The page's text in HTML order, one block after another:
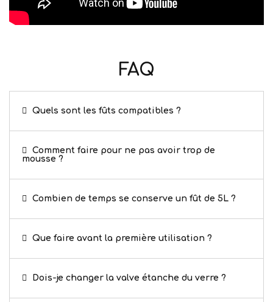
FAQ
Quels sont les fûts compatibles ?
Comment faire pour ne pas avoir trop de
mousse ?
Combien de temps se conserve un fût de 5L ?
Que faire avant la première utilisation ?
Dois-je changer la valve étanche du verre ?